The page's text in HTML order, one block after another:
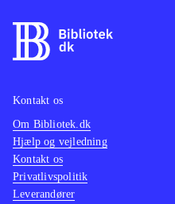
Kontakt os
Om Bibliotek.dk
Hjælp og vejledning
Kontakt os
Privatlivspolitik
Leverandører